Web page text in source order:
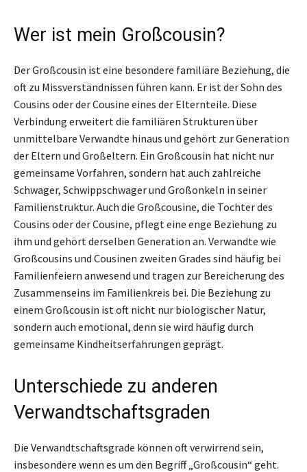
Wer ist mein Großcousin?
Der Großcousin ist eine besondere familiäre Beziehung, die
oft zu Missverständnissen führen kann. Er ist der Sohn des
Cousins oder der Cousine eines der Elternteile. Diese
Verbindung erweitert die familiären Strukturen über
unmittelbare Verwandte hinaus und gehört zur Generation
der Eltern und Großeltern. Ein Großcousin hat nicht nur
gemeinsame Vorfahren, sondern hat auch zahlreiche
Schwager, Schwippschwager und Großonkeln in seiner
Familienstruktur. Auch die Großcousine, die Tochter des
Cousins oder der Cousine, pflegt eine enge Beziehung zu
ihm und gehört derselben Generation an. Verwandte wie
Großcousins und Cousinen zweiten Grades sind häufig bei
Familienfeiern anwesend und tragen zur Bereicherung des
Zusammenseins im Familienkreis bei. Die Beziehung zu
einem Großcousin ist oft nicht nur biologischer Natur,
sondern auch emotional, denn sie wird häufig durch
gemeinsame Kindheitserfahrungen geprägt.
Unterschiede zu anderen
Verwandtschaftsgraden
Die Verwandtschaftsgrade können oft verwirrend sein,
insbesondere wenn es um den Begriff „Großcousin“ geht.